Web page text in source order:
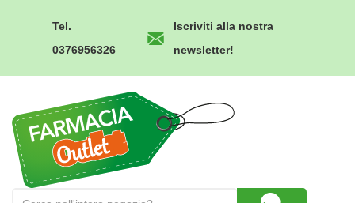
Tel.
0376956326
Iscriviti alla nostra
newsletter!
Outlet